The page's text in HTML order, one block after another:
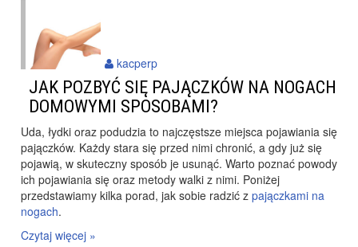
JAK POZBYĆ SIĘ PAJĄCZKÓW NA NOGACH
DOMOWYMI SPOSOBAMI?
Uda, łydki oraz podudzia to najczęstsze miejsca pojawiania się
pajączków. Każdy stara się przed nimi chronić, a gdy już się
pojawią, w skuteczny sposób je usunąć. Warto poznać powody
ich pojawiania się oraz metody walki z nimi. Poniżej
przedstawiamy kilka porad, jak sobie radzić z pajączkami na
nogach.
Czytaj więcej »
kacperp